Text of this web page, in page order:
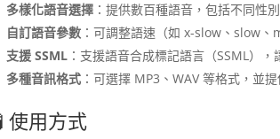
多樣化語音選擇 ：提供數百種語音，包括不同性
自訂語音參數 ：可調整語速（如 x-slow、slow
支援 SSML ：支援語音合成標記語言（SSML）
多種音訊格式 ：可選擇 MP3、WAV 等格式，並
使用方式